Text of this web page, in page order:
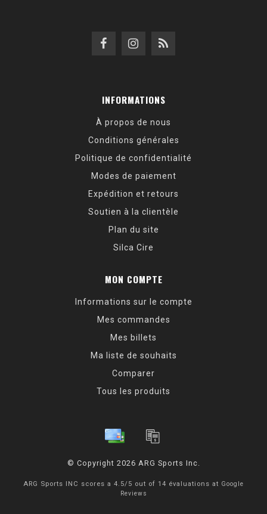
INFORMATIONS
À propos de nous
Conditions générales
Politique de confidentialité
Modes de paiement
Expédition et retours
Soutien à la clientèle
Plan du site
Silca Cire
MON COMPTE
Informations sur le compte
Mes commandes
Mes billets
Ma liste de souhaits
Comparer
Tous les produits
© Copyright 2026 ARG Sports Inc.
ARG Sports INC scores a 4.5/ 5 out of 14 évaluations at Google
Reviews